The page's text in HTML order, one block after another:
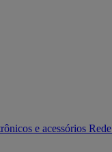
e acessórios Rede